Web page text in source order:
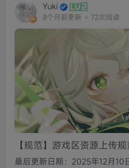
Yuki
8个月前更新 72次阅读
【规范】游戏区资源上传
最后更新日期：2025年12月10